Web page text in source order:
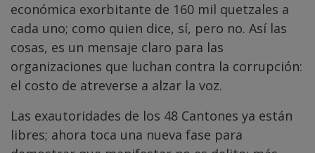
económica exorbitante de 160 mil quetzales a
cada uno; como quien dice, sí, pero no. Así las
cosas, es un mensaje claro para las
organizaciones que luchan contra la corrupción:
el costo de atreverse a alzar la voz.
Las exautoridades de los 48 Cantones ya están
libres; ahora toca una nueva fase para